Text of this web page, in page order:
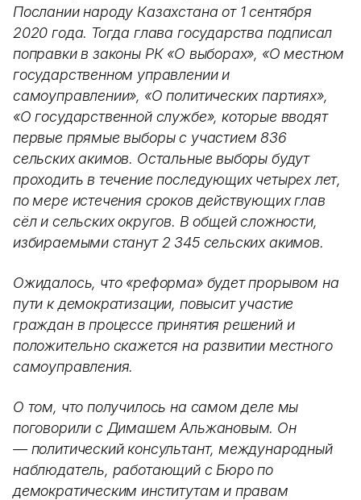
Послании народу Казахстана от 1 сентября
2020 года. Тогда глава государства подписал
поправки в законы РК «О выборах», «О местном
государственном управлении и
самоуправлении», «О политических партиях»,
«О государственной службе», которые вводят
первые прямые выборы с участием 836
сельских акимов. Остальные выборы будут
проходить в течение последующих четырех лет,
по мере истечения сроков действующих глав
сёл и сельских округов. В общей сложности,
избираемыми станут 2 345 сельских акимов.
Ожидалось, что «реформа» будет прорывом на
пути к демократизации, повысит участие
граждан в процессе принятия решений и
положительно скажется на развитии местного
самоуправления.
О том, что получилось на самом деле мы
поговорили с Димашем Альжановым. Он
— политический консультант, международный
наблюдатель, работающий с Бюро по
демократическим институтам и правам